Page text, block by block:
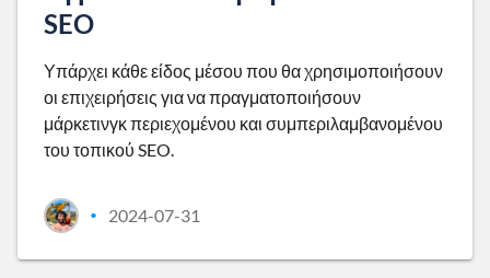
SEO
Υπάρχει κάθε είδος μέσου που θα χρησιμοποιήσουν
οι επιχειρήσεις για να πραγματοποιήσουν
μάρκετινγκ περιεχομένου και συμπεριλαμβανομένου
του τοπικού SEO.
• 2024-07-31